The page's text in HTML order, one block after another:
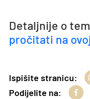
Detaljnije o
pročitati na
Ispišite stranicu:
Podijelite na: